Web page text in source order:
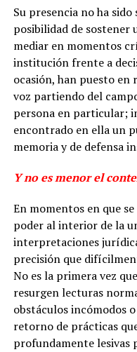
Su presencia no ha
posibilidad de sostener
mediar en momentos
institución frente a
ocasión, han puesto en
voz partiendo del
persona en particular;
encontrado en ella un
memoria y de defensa
Y no es menor el
En momentos en que
poder al interior de la
interpretaciones
precisión que
No es la primera vez
resurgen lecturas
obstáculos incómodos
retorno de prácticas
profundamente lesivas